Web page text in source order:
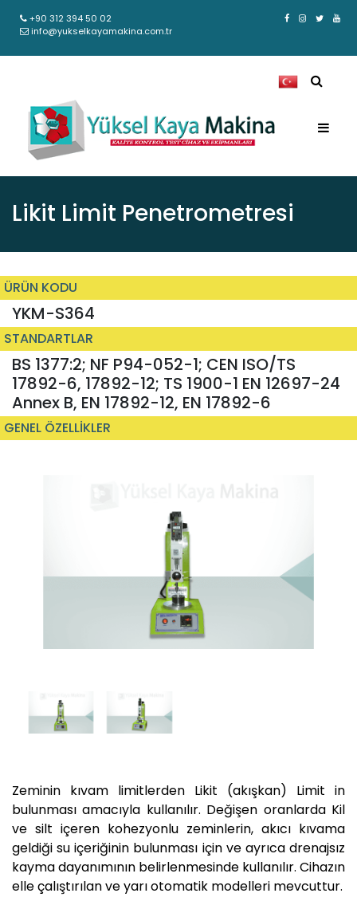
+90 312 394 50 02
info@yukselkayamakina.com.tr
Likit Limit Penetrometresi
ÜRÜN KODU
YKM-S364
STANDARTLAR
BS 1377:2; NF P94-052-1; CEN ISO/TS
17892-6, 17892-12; TS 1900-1 EN 12697-24
Annex B, EN 17892-12, EN 17892-6
GENEL ÖZELLİKLER
Zeminin kıvam limitlerden Likit (akışkan) Limit in
bulunması amacıyla kullanılır. Değişen oranlarda Kil
ve silt içeren kohezyonlu zeminlerin, akıcı kıvama
geldiği su içeriğinin bulunması için ve ayrıca drenajsız
kayma dayanımının belirlenmesinde kullanılır. Cihazın
elle çalıştırılan ve yarı otomatik modelleri mevcuttur.